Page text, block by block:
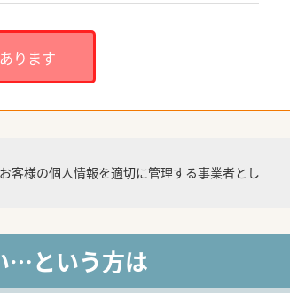
ります
客様の個人情報を適切に管理する事業者とし
…という方は